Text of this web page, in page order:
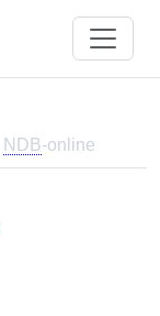
NDB-online